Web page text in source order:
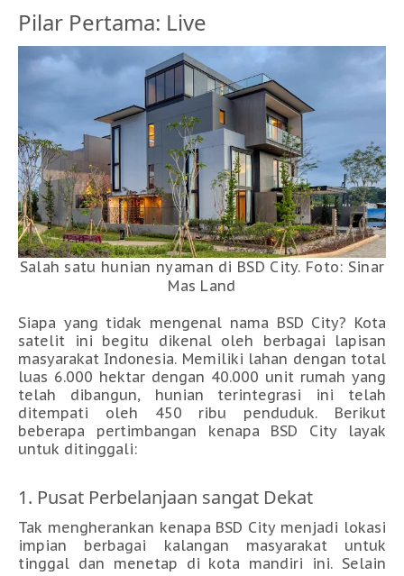
Pilar Pertama: Live
Salah satu hunian nyaman di BSD City. Foto: Sinar
Mas Land
Siapa yang tidak mengenal nama BSD City? Kota
satelit ini begitu dikenal oleh berbagai lapisan
masyarakat Indonesia. Memiliki lahan dengan total
luas 6.000 hektar dengan 40.000 unit rumah yang
telah dibangun, hunian terintegrasi ini telah
ditempati oleh 450 ribu penduduk. Berikut
beberapa pertimbangan kenapa BSD City layak
untuk ditinggali:
1. Pusat Perbelanjaan sangat Dekat
Tak mengherankan kenapa BSD City menjadi lokasi
impian berbagai kalangan masyarakat untuk
tinggal dan menetap di kota mandiri ini. Selain